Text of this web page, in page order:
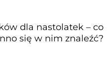
dla nastolatek – co
się w nim znaleźć?